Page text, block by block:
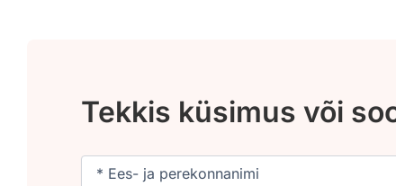
Tekkis küsimus või
Nimi